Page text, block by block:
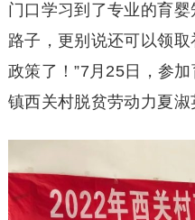
门口学习到了专业的育
路子，更别说还可以领
政策了！”7月25日，参
镇西关村脱贫劳动力夏淑